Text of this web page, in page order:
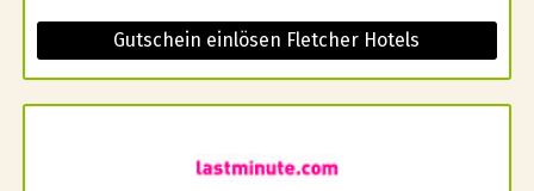
Gutschein einlösen Fletcher Hotels